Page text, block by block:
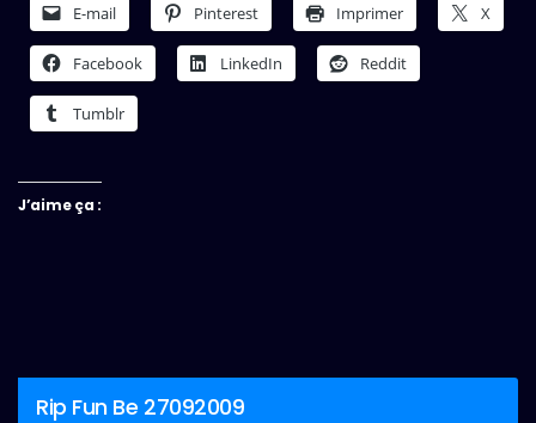
E-mail Pinterest Imprimer X
Facebook LinkedIn Reddit
Tumblr
J’aime ça :
Rip Fun Be 27092009